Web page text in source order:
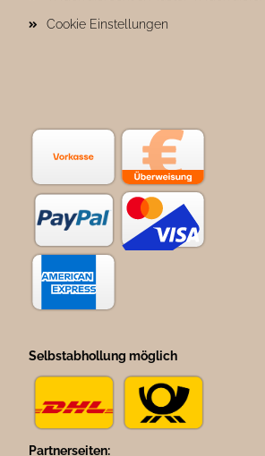
Cookie Einstellungen
Selbstabhollung möglich
Partnerseiten: